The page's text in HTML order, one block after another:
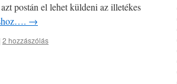
postán el lehet küldeni az illetékes
→
2 hozzászólás